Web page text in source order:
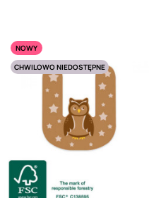
NOWY
CHWILOWO NIEDOSTĘPNE